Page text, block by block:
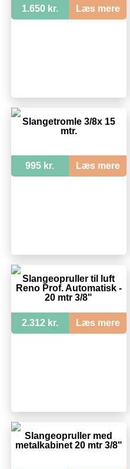
1.650 kr. Læs mere
Slangetromle 3/8x 15
mtr.
995 kr. Læs mere
Slangeopruller til luft
Reno Prof. Automatisk -
20 mtr 3/8"
2.312 kr. Læs mere
Slangeopruller med
metalkabinet 20 mtr 3/8"